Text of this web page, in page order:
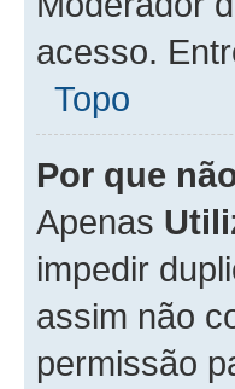
acesso.
Topo
Por que
Apenas
impedir
assim não
permissão